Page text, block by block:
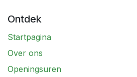
Ontdek
Startpagina
Over ons
Openingsuren